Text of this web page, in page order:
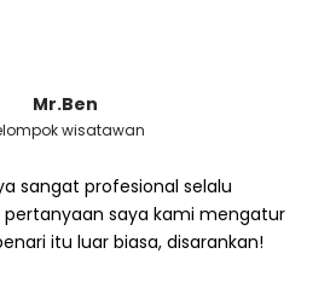
Mr.Ben
wisatawan
sangat profesional selalu
saya kami mengatur
itu luar biasa, disarankan!